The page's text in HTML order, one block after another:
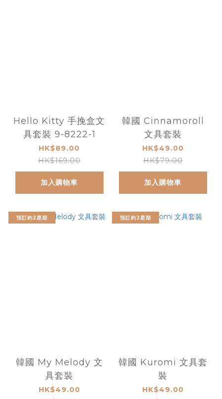
Hello Kitty 手挽盒文
具套裝 9-8222-1
HK$89.00
HK$169.00
加入購物車
韓國 Cinnamoroll
文具套裝
HK$49.00
HK$79.00
加入購物車
預訂約2星期
韓國 My Melody 文
具套裝
HK$49.00
預訂約2星期
韓國 Kuromi 文具套
裝
HK$49.00